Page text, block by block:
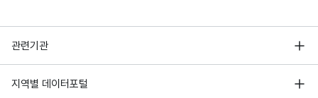
관련기관
행정안전부
한국지능정보사회진흥원
지역별 데이터포털
서울 열린데이터광장